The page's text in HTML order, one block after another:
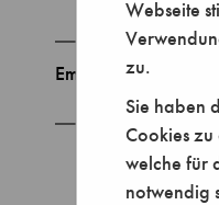
Webseite
zu.
Sie haben
Cookies
welche für
notwendig
Email wiederholen